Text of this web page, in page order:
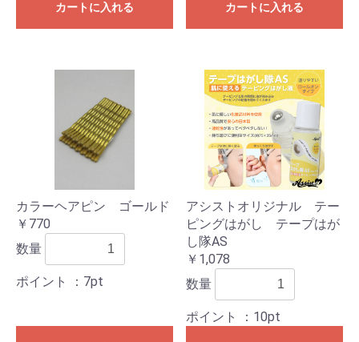
カートに入れる カートに入れる
カラーヘアピン ゴールド
￥770
数量
ポイント ：7pt
アシストオリジナル テー
ピングはがし テープはが
し隊AS
￥1,078
数量
ポイント ：10pt